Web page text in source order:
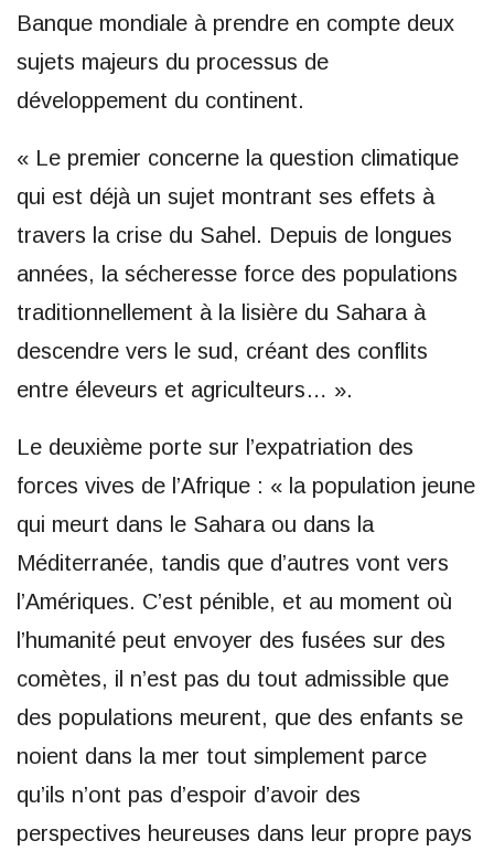
Banque mondiale à prendre en compte deux
sujets majeurs du processus de
développement du continent.
« Le premier concerne la question climatique
qui est déjà un sujet montrant ses effets à
travers la crise du Sahel. Depuis de longues
années, la sécheresse force des populations
traditionnellement à la lisière du Sahara à
descendre vers le sud, créant des conflits
entre éleveurs et agriculteurs… ».
Le deuxième porte sur l’expatriation des
forces vives de l’Afrique : « la population jeune
qui meurt dans le Sahara ou dans la
Méditerranée, tandis que d’autres vont vers
l’Amériques. C’est pénible, et au moment où
l’humanité peut envoyer des fusées sur des
comètes, il n’est pas du tout admissible que
des populations meurent, que des enfants se
noient dans la mer tout simplement parce
qu’ils n’ont pas d’espoir d’avoir des
perspectives heureuses dans leur propre pays